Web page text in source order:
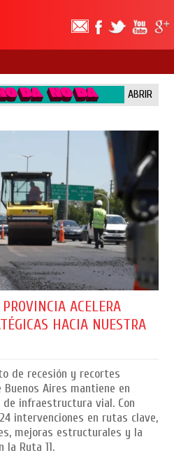
ABRIR
ACELERA
HACIA NUESTRA
de recesión y recortes
Aires mantiene en
de infraestructura vial. Con
intervenciones en rutas clave,
mejoras estructurales y la
la Ruta 11.